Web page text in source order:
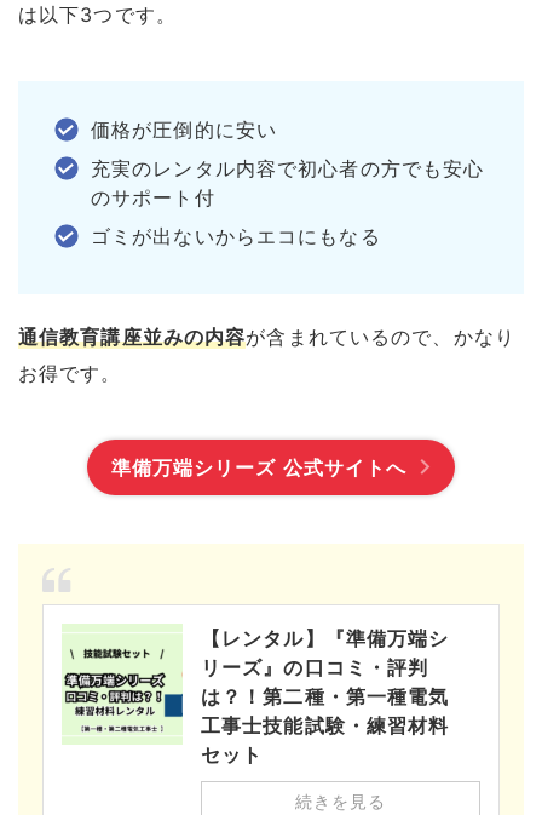
は以下3つです。
価格が圧倒的に安い
充実のレンタル内容で初心者の方でも安心
のサポート付
ゴミが出ないからエコにもなる
通信教育講座並みの内容が含まれているので、かなり
お得です。
準備万端シリーズ 公式サイトへ
【レンタル】『準備万端シ
リーズ』の口コミ・評判
は？！第二種・第一種電気
工事士技能試験・練習材料
セット
続きを見る